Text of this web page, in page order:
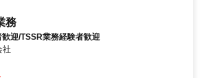
務
迎/TSSR業務経験者歓迎
社